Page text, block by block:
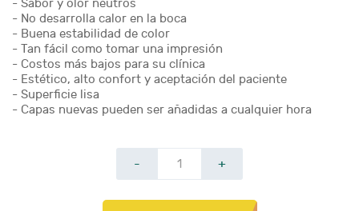
- Sabor y olor neutros
- No desarrolla calor en la boca
- Buena estabilidad de color
- Tan fácil como tomar una impresión
- Costos más bajos para su clínica
- Estético, alto confort y aceptación del paciente
- Superficie lisa
- Capas nuevas pueden ser añadidas a cualquier hora
- +